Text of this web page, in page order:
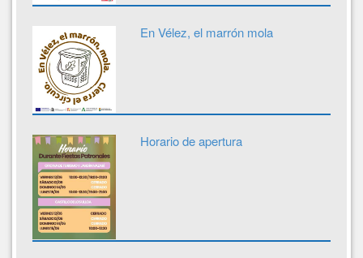
En Vélez, el marrón mola
Horario de apertura